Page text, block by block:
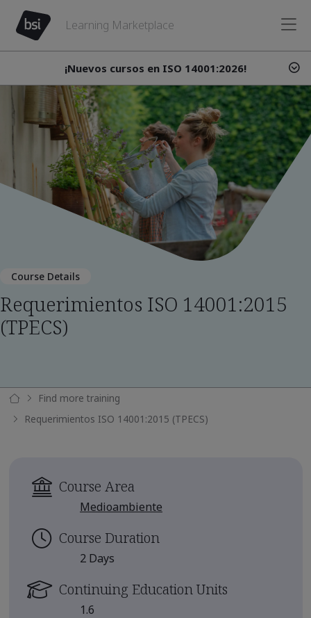
Learning Marketplace
¡Nuevos cursos en ISO 14001:2026!
Course Details
Requerimientos ISO 14001:2015
(TPECS)
Find more training
Requerimientos ISO 14001:2015 (TPECS)
Course Area
Medioambiente
Course Duration
2 Days
Continuing Education Units
1.6